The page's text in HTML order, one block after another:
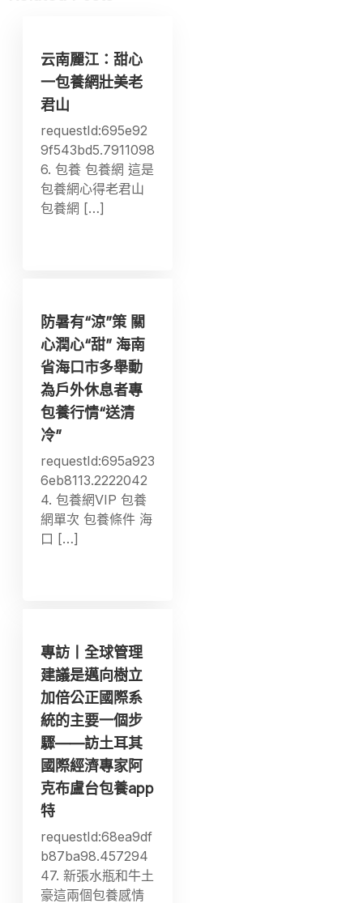
云南麗江：甜心
一包養網壯美老
君山
requestId:695e92
9f543bd5.7911098
6. 包養 包養網 這是
包養網心得老君山
包養網 […]
防暑有“涼”策 關
心潤心“甜” 海南
省海口市多舉動
為戶外休息者專
包養行情“送清
冷”
requestId:695a923
6eb8113.2222042
4. 包養網VIP 包養
網單次 包養條件 海
口 […]
專訪丨全球管理
建議是邁向樹立
加倍公正國際系
統的主要一個步
驟——訪土耳其
國際經濟專家阿
克布盧台包養app
特
requestId:68ea9df
b87ba98.457294
47. 新張水瓶和牛土
豪這兩個包養感情